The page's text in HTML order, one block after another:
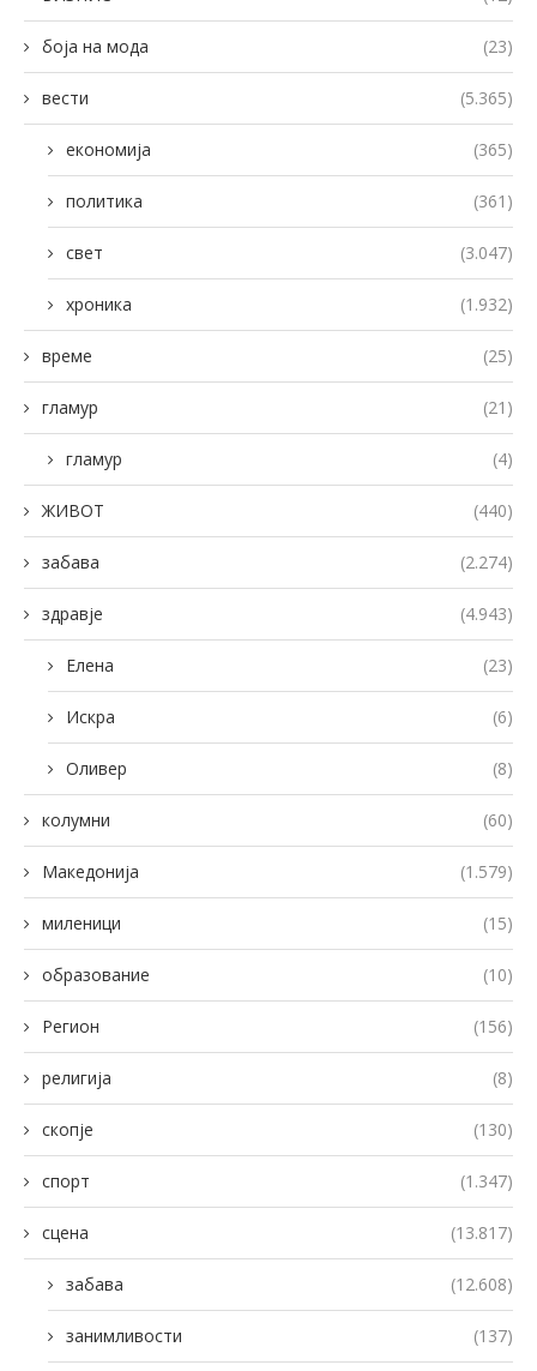
боја на мода (23)
вести (5.365)
економија (365)
политика (361)
свет (3.047)
хроника (1.932)
време (25)
гламур (21)
гламур (4)
ЖИВОТ (440)
забава (2.274)
здравје (4.943)
Елена (23)
Искра (6)
Оливер (8)
колумни (60)
Македонија (1.579)
миленици (15)
образование (10)
Регион (156)
религија (8)
скопје (130)
спорт (1.347)
сцена (13.817)
забава (12.608)
занимливости (137)